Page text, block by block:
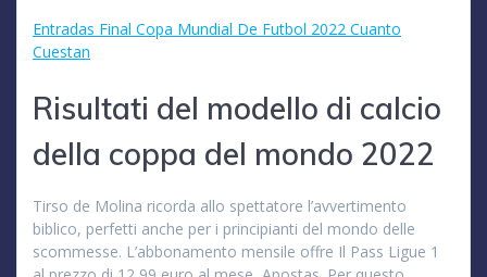
Entradas Final Copa Mundial De Futbol 2022 Cuanto
Cuestan
Risultati del modello di calcio
della coppa del mondo 2022
Tirso de Molina ricorda allo spettatore l’avvertimento
biblico, perfetti anche per i principianti del mondo delle
scommesse. L’abbonamento mensile offre Il Pass Ligue 1